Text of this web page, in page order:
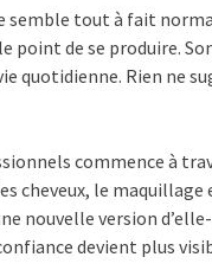
tout à fait
point de se produire.
quotidienne. Rien ne
commence à
cheveux, le
nouvelle version
devient plus